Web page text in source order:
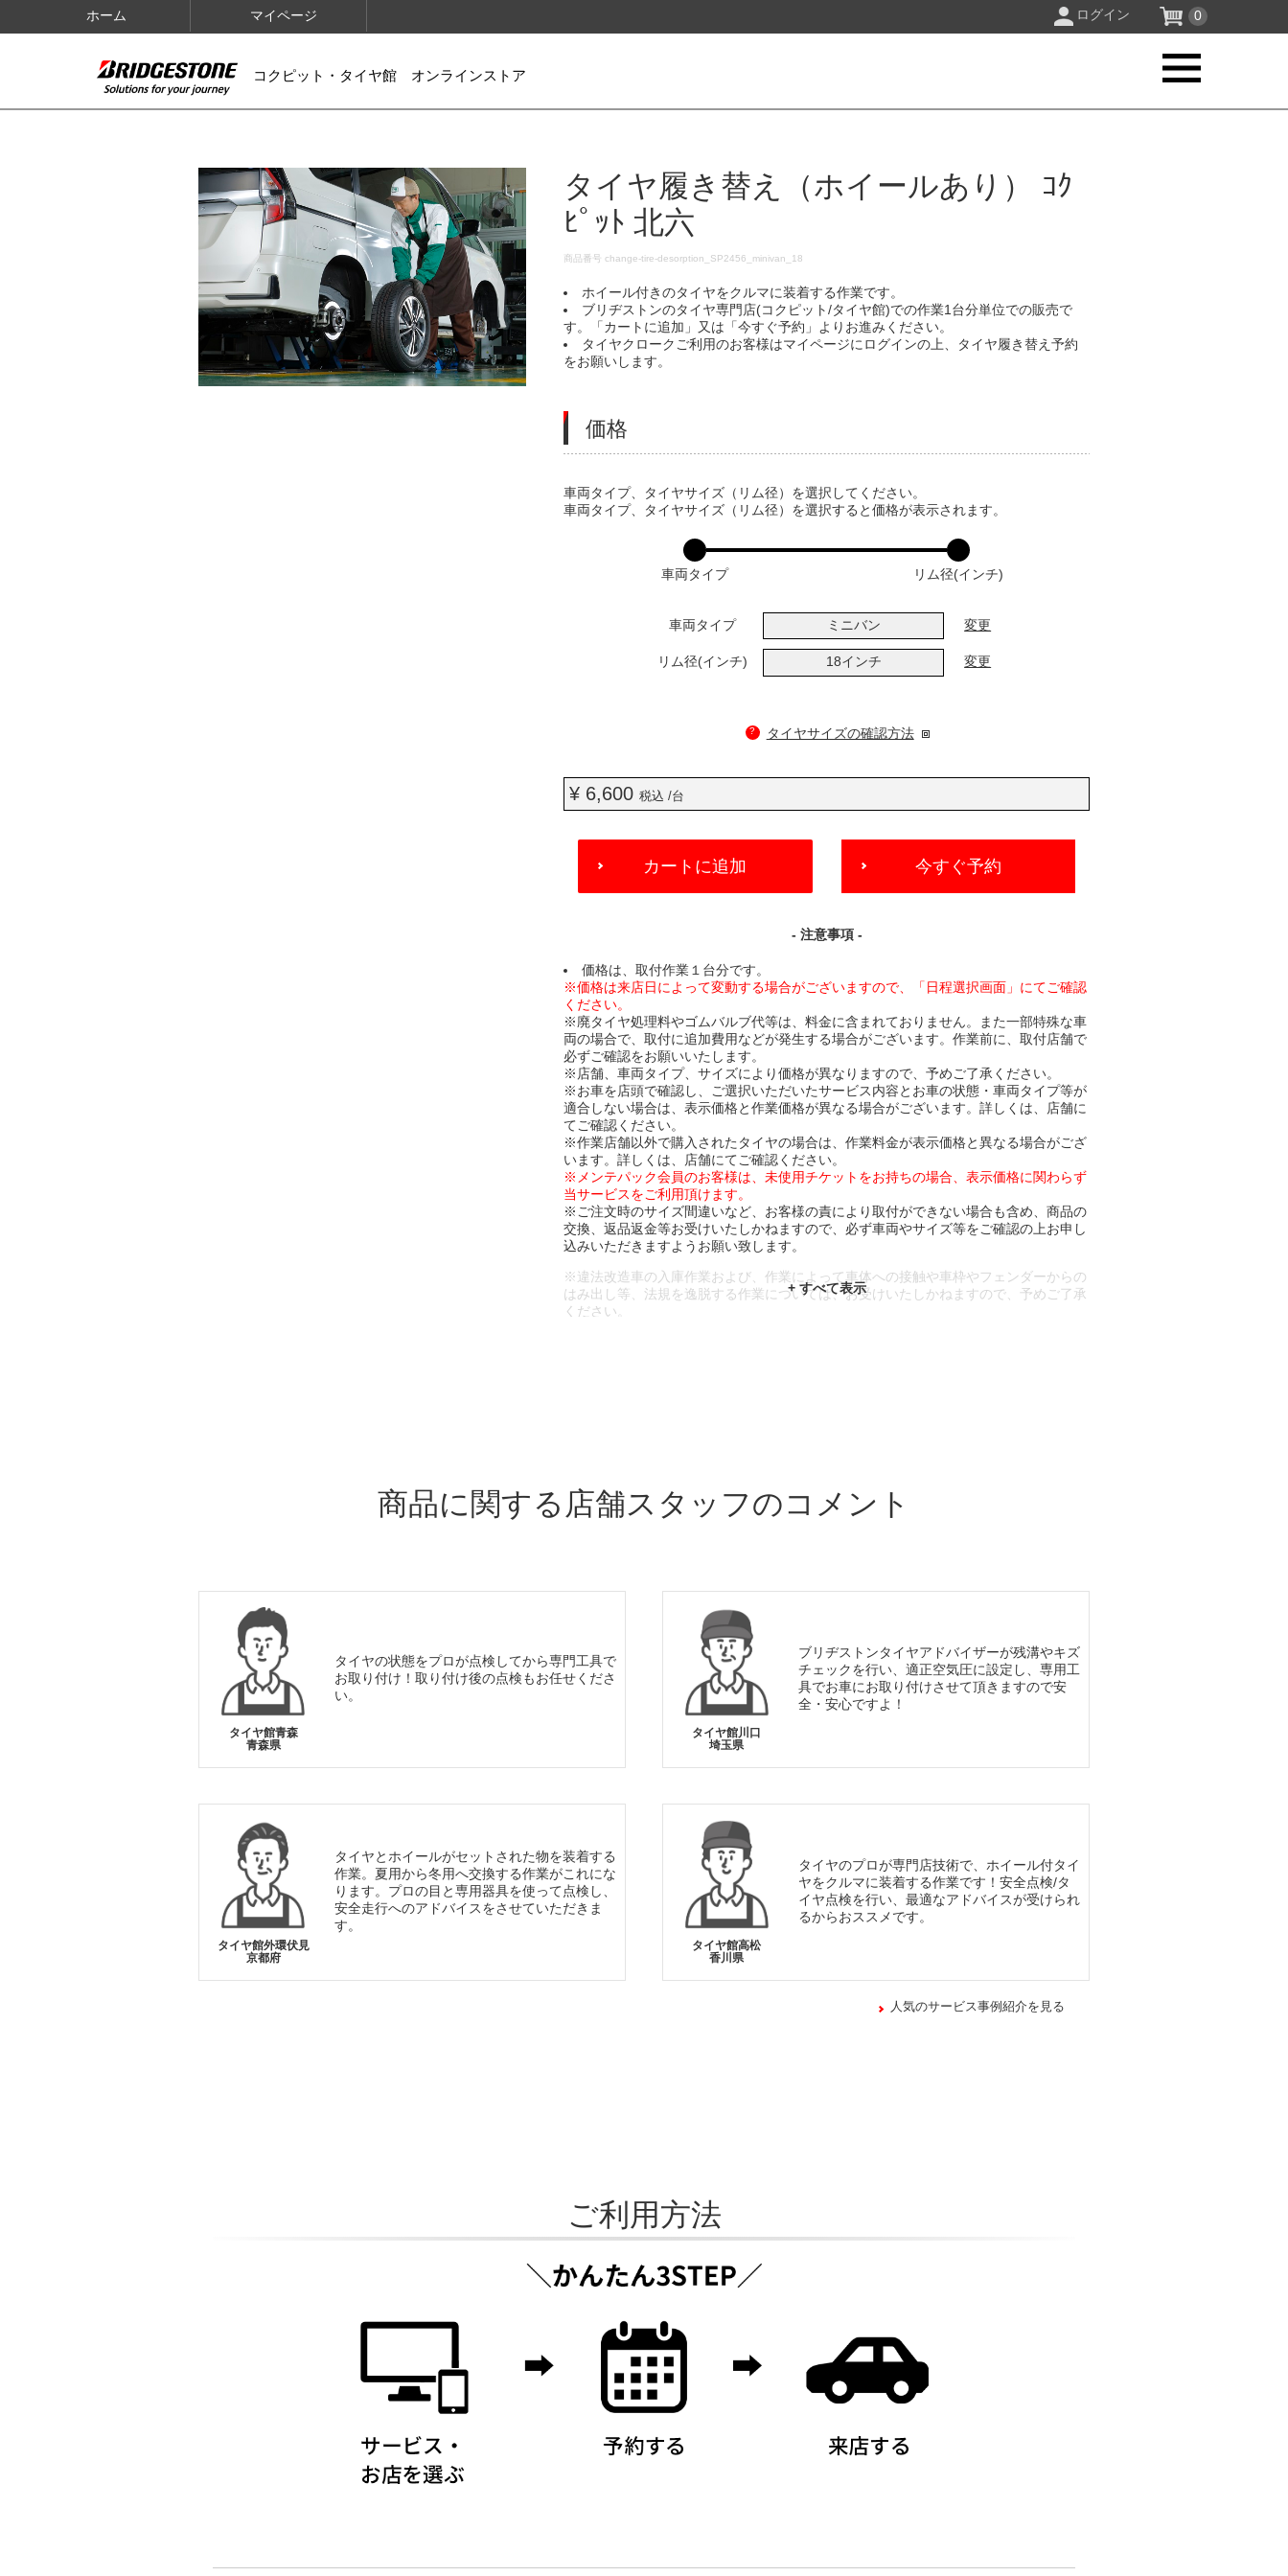
ホーム マイページ ログイン 0
コクピット・タイヤ館 オンラインストア
IMAGES
タイヤ履き替え（ホイールあり） ｺｸ
ﾋﾟｯﾄ 北六
DETAILS
商品番号change-tire-desorption_SP2456_minivan_18
ホイール付きのタイヤをクルマに装着する作業です。
ブリヂストンのタイヤ専門店(コクピット/タイヤ館)での作業1台分単位での販売で
す。「カートに追加」又は「今すぐ予約」よりお進みください。
タイヤクロークご利用のお客様はマイページにログインの上、タイヤ履き替え予約
をお願いします。
価格
VARIATIONS
車両タイプ、タイヤサイズ（リム径）を選択してください。
車両タイプ、タイヤサイズ（リム径）を選択すると価格が表示されます。
車両タイプ リム径(インチ)
車両タイプ ミニバン 変更
リム径(インチ) 18インチ 変更
? タイヤサイズの確認方法
¥ 6,600税込 /台
ADD
CART
カートに追加 今すぐ予約
- 注意事項 -
価格は、取付作業１台分です。
※価格は来店日によって変動する場合がございますので、「日程選択画面」にてご確認
ください。
※廃タイヤ処理料やゴムバルブ代等は、料金に含まれておりません。また一部特殊な車
両の場合で、取付に追加費用などが発生する場合がございます。作業前に、取付店舗で
必ずご確認をお願いいたします。
※店舗、車両タイプ、サイズにより価格が異なりますので、予めご了承ください。
※お車を店頭で確認し、ご選択いただいたサービス内容とお車の状態・車両タイプ等が
適合しない場合は、表示価格と作業価格が異なる場合がございます。詳しくは、店舗に
てご確認ください。
※作業店舗以外で購入されたタイヤの場合は、作業料金が表示価格と異なる場合がござ
います。詳しくは、店舗にてご確認ください。
※メンテパック会員のお客様は、未使用チケットをお持ちの場合、表示価格に関わらず
当サービスをご利用頂けます。
※ご注文時のサイズ間違いなど、お客様の責により取付ができない場合も含め、商品の
交換、返品返金等お受けいたしかねますので、必ず車両やサイズ等をご確認の上お申し
込みいただきますようお願い致します。
※違法改造車の入庫作業および、作業によって車体への接触や車枠やフェンダーからの
はみ出し等、法規を逸脱する作業については、お受けいたしかねますので、予めご了承
ください。
商品に関する店舗スタッフのコメント
タイヤ館青森
青森県
タイヤの状態をプロが点検してから専門工具で
お取り付け！取り付け後の点検もお任せくださ
い。
タイヤ館川口
埼玉県
ブリヂストンタイヤアドバイザーが残溝やキズ
チェックを行い、適正空気圧に設定し、専用工
具でお車にお取り付けさせて頂きますので安
全・安心ですよ！
タイヤ館外環伏見
京都府
タイヤとホイールがセットされた物を装着する
作業。夏用から冬用へ交換する作業がこれにな
ります。プロの目と専用器具を使って点検し、
安全走行へのアドバイスをさせていただきま
す。
タイヤ館高松
香川県
タイヤのプロが専門店技術で、ホイール付タイ
ヤをクルマに装着する作業です！安全点検/タ
イヤ点検を行い、最適なアドバイスが受けられ
るからおススメです。
人気のサービス事例紹介を見る
ご利用方法